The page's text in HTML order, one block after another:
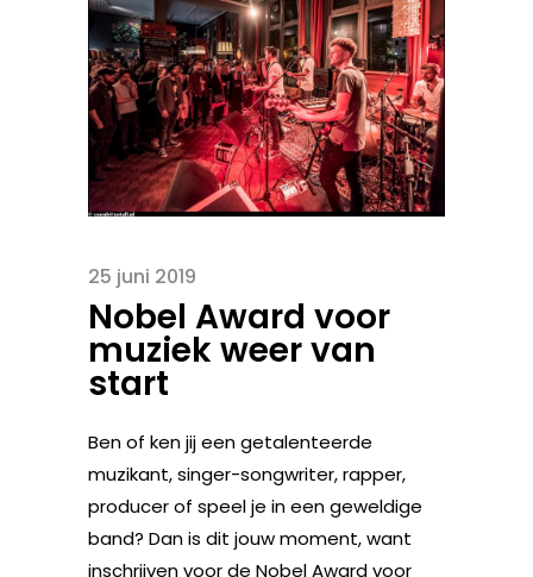
25 juni 2019
Nobel Award voor
muziek weer van
start
Ben of ken jij een getalenteerde
muzikant, singer-songwriter, rapper,
producer of speel je in een geweldige
band? Dan is dit jouw moment, want
inschrijven voor de Nobel Award voor